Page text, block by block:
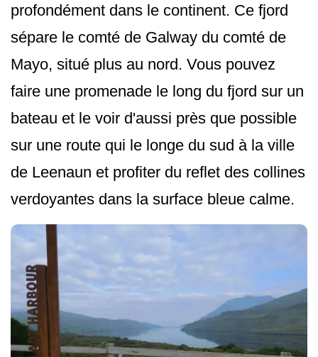
profondément dans le continent. Ce fjord
sépare le comté de Galway du comté de
Mayo, situé plus au nord. Vous pouvez
faire une promenade le long du fjord sur un
bateau et le voir d'aussi près que possible
sur une route qui le longe du sud à la ville
de Leenaun et profiter du reflet des collines
verdoyantes dans la surface bleue calme.